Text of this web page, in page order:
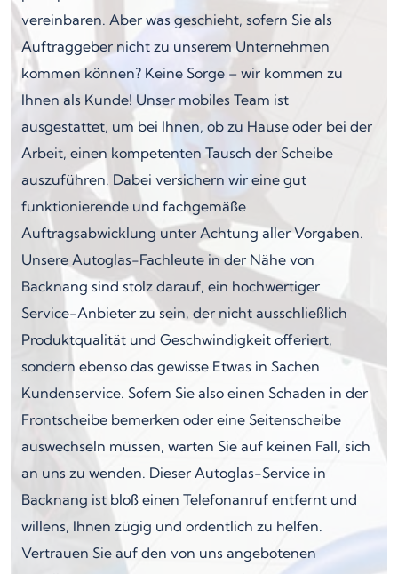
vereinbaren. Aber was geschieht, sofern Sie als
Auftraggeber nicht zu unserem Unternehmen
kommen können? Keine Sorge – wir kommen zu
Ihnen als Kunde! Unser mobiles Team ist
ausgestattet, um bei Ihnen, ob zu Hause oder bei der
Arbeit, einen kompetenten Tausch der Scheibe
auszuführen. Dabei versichern wir eine gut
funktionierende und fachgemäße
Auftragsabwicklung unter Achtung aller Vorgaben.
Unsere Autoglas-Fachleute in der Nähe von
Backnang sind stolz darauf, ein hochwertiger
Service-Anbieter zu sein, der nicht ausschließlich
Produktqualität und Geschwindigkeit offeriert,
sondern ebenso das gewisse Etwas in Sachen
Kundenservice. Sofern Sie also einen Schaden in der
Frontscheibe bemerken oder eine Seitenscheibe
auswechseln müssen, warten Sie auf keinen Fall, sich
an uns zu wenden. Dieser Autoglas-Service in
Backnang ist bloß einen Telefonanruf entfernt und
willens, Ihnen zügig und ordentlich zu helfen.
Vertrauen Sie auf den von uns angebotenen